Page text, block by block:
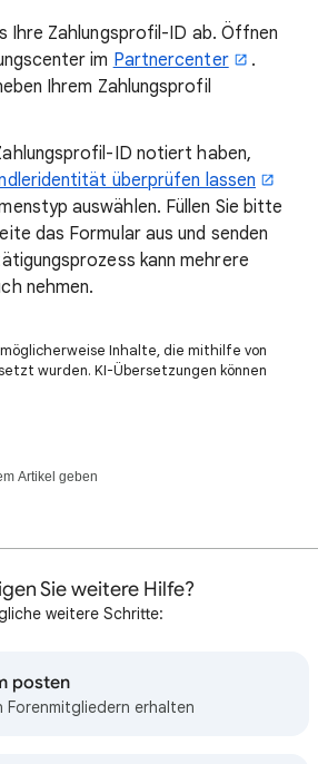
Ihre Zahlungsprofil-ID ab. Öffnen
im Partnercenter
.
Ihrem Zahlungsprofil
ID notiert haben,
überprüfen lassen
auswählen. Füllen Sie bitte
das Formular aus und senden
kann mehrere
nehmen.
Inhalte, die mithilfe von
wurden. KI-Übersetzungen können
Artikel geben
Sie weitere Hilfe?
weitere Schritte:
posten
erhalten